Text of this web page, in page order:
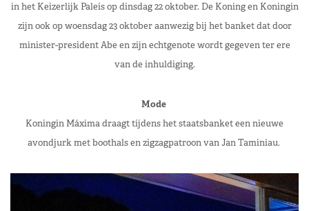
in het Keizerlijk Paleis op dinsdag 22 oktober. De Koning en Koningin
zijn ook op woensdag 23 oktober aanwezig bij het banket dat door
minister-president Abe en zijn echtgenote wordt gegeven ter ere
van de inhuldiging.
Mode
Koningin Máxima draagt tijdens het staatsbanket een nieuwe
avondjurk met boothals en zigzagpatroon van Jan Taminiau.